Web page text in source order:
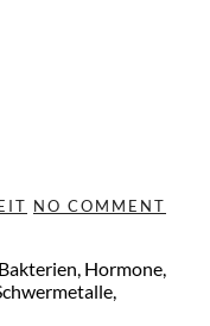
NO COMMENT
Hormone,